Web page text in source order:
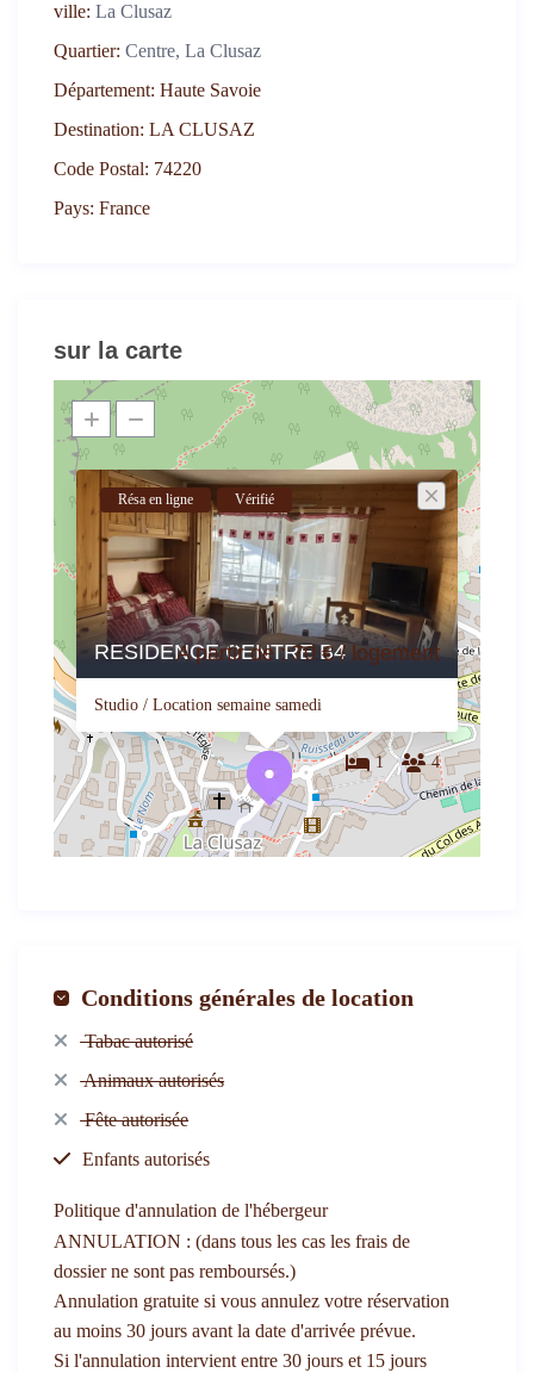
ville: La Clusaz
Quartier: Centre, La Clusaz
Département: Haute Savoie
Destination: LA CLUSAZ
Code Postal: 74220
Pays: France
sur la carte
Résa en ligne Vérifié
RESIDENCE CENTRE B4
Studio / Location semaine samedi
4
1
A partir de : 70 € / logement
Conditions générales de location
Tabac autorisé
Animaux autorisés
Fête autorisée
Enfants autorisés
Politique d'annulation de l'hébergeur
ANNULATION : (dans tous les cas les frais de
dossier ne sont pas remboursés.)
Annulation gratuite si vous annulez votre réservation
au moins 30 jours avant la date d'arrivée prévue.
Si l'annulation intervient entre 30 jours et 15 jours